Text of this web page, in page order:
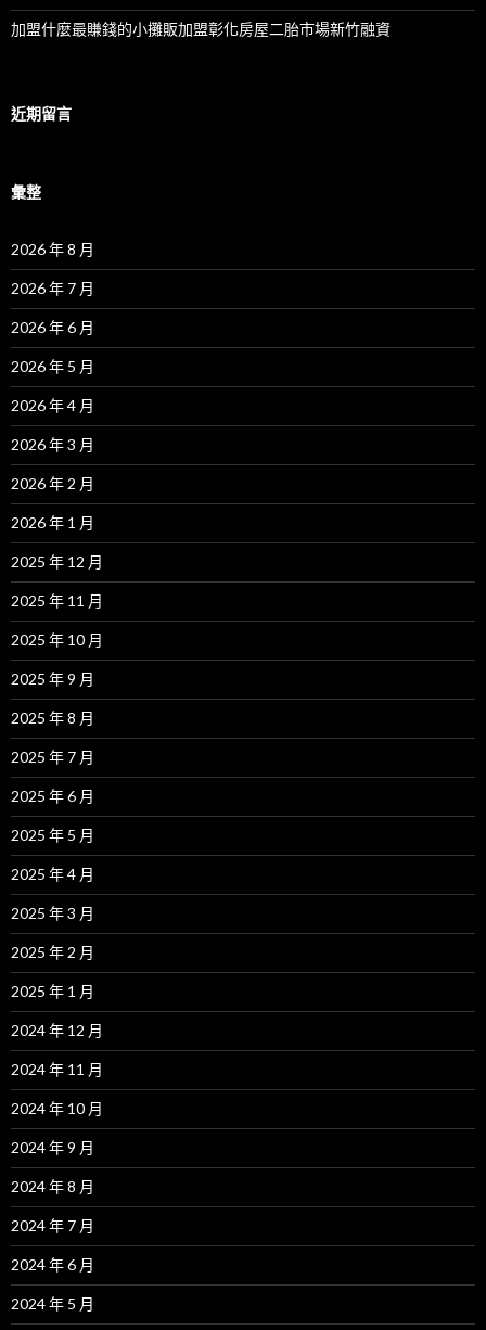
加盟什麼最賺錢的小攤販加盟彰化房屋二胎市場新竹融資
近期留言
彙整
2026 年 8 月
2026 年 7 月
2026 年 6 月
2026 年 5 月
2026 年 4 月
2026 年 3 月
2026 年 2 月
2026 年 1 月
2025 年 12 月
2025 年 11 月
2025 年 10 月
2025 年 9 月
2025 年 8 月
2025 年 7 月
2025 年 6 月
2025 年 5 月
2025 年 4 月
2025 年 3 月
2025 年 2 月
2025 年 1 月
2024 年 12 月
2024 年 11 月
2024 年 10 月
2024 年 9 月
2024 年 8 月
2024 年 7 月
2024 年 6 月
2024 年 5 月